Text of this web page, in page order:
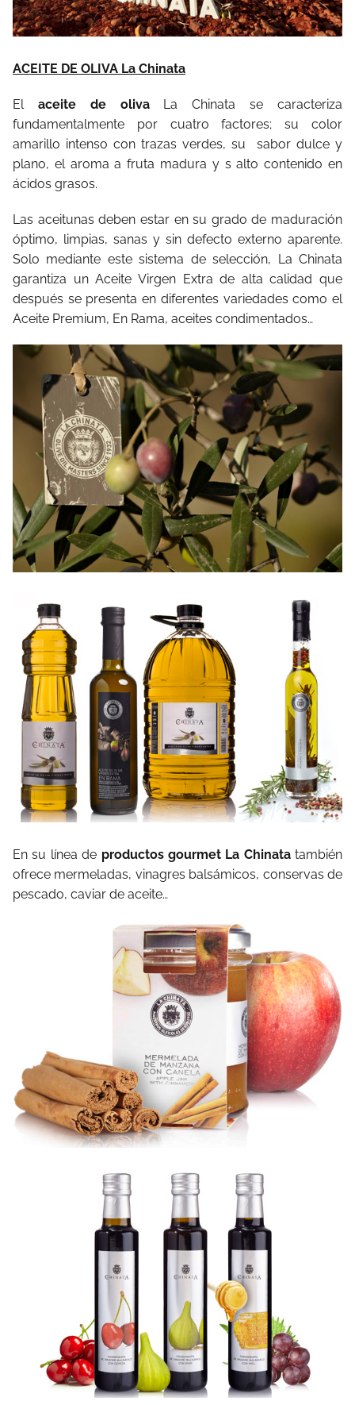
ACEITE DE OLIVA La Chinata
El aceite de olivaLa Chinata se caracteriza
fundamentalmente por cuatro factores; su color
amarillo intenso con trazas verdes, su sabor dulce y
plano, el aroma a fruta madura y s alto contenido en
ácidos grasos.
Las aceitunas deben estar en su grado de maduración
óptimo, limpias, sanas y sin defecto externo aparente.
Solo mediante este sistema de selección, La Chinata
garantiza un Aceite Virgen Extra de alta calidad que
después se presenta en diferentes variedades como el
Aceite Premium, En Rama, aceites condimentados…
En su línea de productos gourmet La Chinatatambién
ofrece mermeladas, vinagres balsámicos, conservas de
pescado, caviar de aceite…